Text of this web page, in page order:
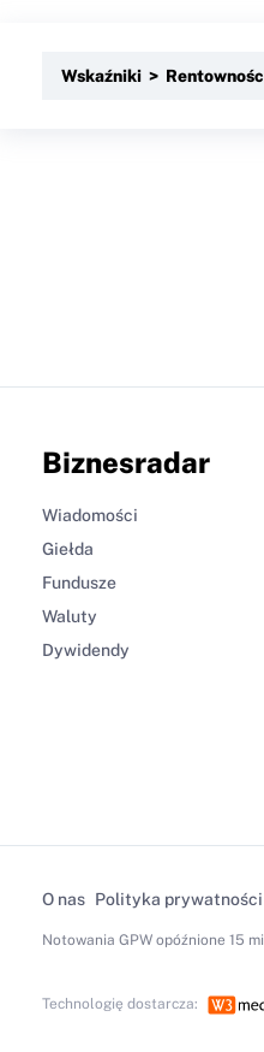
Wskaźniki >
Biznesradar
Wiadomości
Giełda
Fundusze
Waluty
Dywidendy
O nas Polityka prywatności
Notowania GPWopóźnione 15
Technologię dostarcza: